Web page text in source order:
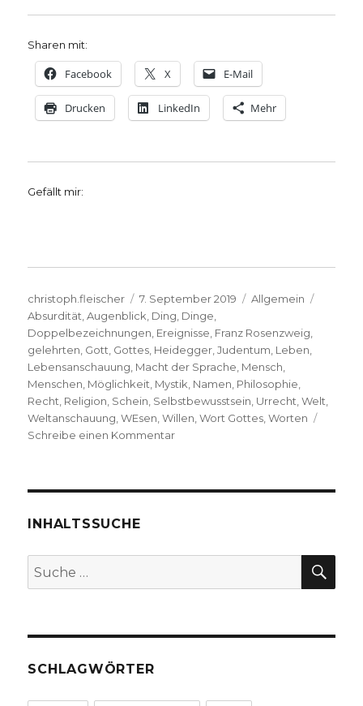
Sharen mit:
Facebook X E-Mail
Drucken LinkedIn Mehr
Gefällt mir:
Autor
christoph.fleischer
Veröffentlicht
am
7. September 2019 Kategorien
Allgemein
Absurdität ,Augenblick Ding Dinge
Doppelbezeichnungen Ereignisse Franz Rosenzweig
gelehrten Gott Gottes Heidegger ,Judentum Leben
Lebensanschauung Macht der Sprache Mensch
Menschen Möglichkeit Mystik Namen Philosophie
Recht Religion Schein Selbstbewusstsein Urrecht ,Welt
Weltanschauung ,WEsen ,Willen ,Wort Gottes ,Worten
Schreibe einen Kommentarzu
Menschenverstand.
INHALTSSUCHE
Suche
nach:
SCHLAGWÖRTER